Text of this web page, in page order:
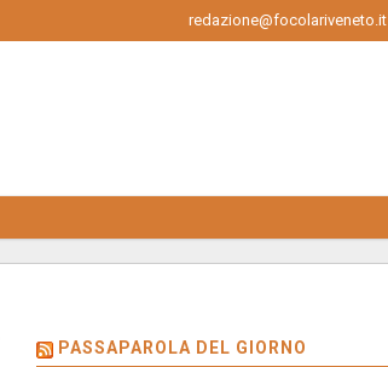
redazione@focolariveneto.it
PASSAPAROLA DEL GIORNO